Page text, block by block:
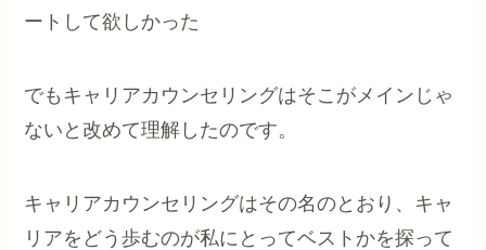
ートして欲しかった
でもキャリアカウンセリングはそこがメインじゃ
ないと改めて理解したのです。
キャリアカウンセリングはその名のとおり、キャ
リアをどう歩むのが私にとってベストかを探って